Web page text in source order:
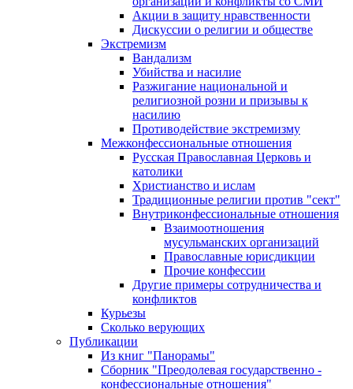
Акции в защиту нравственности
Дискуссии о религии и обществе
Экстремизм
Вандализм
Убийства и насилие
Разжигание национальной и
религиозной розни и призывы к
насилию
Противодействие экстремизму
Межконфессиональные отношения
Русская Православная Церковь и
католики
Христианство и ислам
Традиционные религии против "сект"
Внутриконфессиональные отношения
Взаимоотношения
мусульманских организаций
Православные юрисдикции
Прочие конфессии
Другие примеры сотрудничества и
конфликтов
Курьезы
Сколько верующих
Публикации
Из книг "Панорамы"
Сборник "Преодолевая государственно -
конфессиональные отношения"